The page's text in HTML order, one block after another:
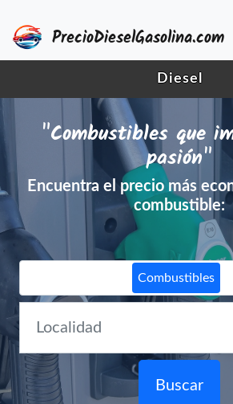
PrecioDieselGasolina.com
Diesel
"Combustibles que
pasión"
Encuentra el precio más
combustible:
Combustibles
Buscar